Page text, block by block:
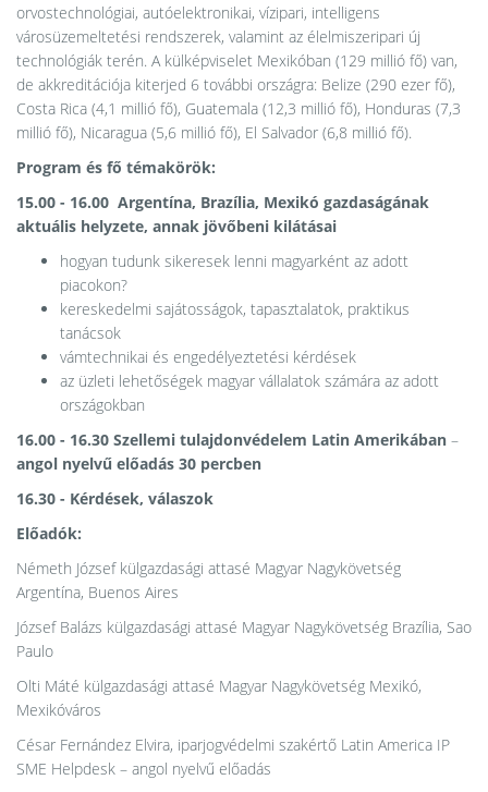
orvostechnológiai, autóelektronikai, vízipari, intelligens
városüzemeltetési rendszerek, valamint az élelmiszeripari új
technológiák terén. A külképviselet Mexikóban (129 millió fő) van,
de akkreditációja kiterjed 6 további országra: Belize (290 ezer fő),
Costa Rica (4,1 millió fő), Guatemala (12,3 millió fő), Honduras (7,3
millió fő), Nicaragua (5,6 millió fő), El Salvador (6,8 millió fő).
Program és f​​​​​ő témakörök:
15.00 - 16.00 Argentína, Brazília, Mexikó gazdaságának
aktuális helyzete, annak jövőbeni kilátásai
hogyan tudunk sikeresek lenni magyarként az adott
piacokon?
kereskedelmi sajátosságok, tapasztalatok, praktikus
tanácsok
vámtechnikai és engedélyeztetési kérdések
az üzleti lehetőségek magyar vállalatok számára az adott
országokban
16.00 - 16.30 Szellemi tulajdonvédelem Latin Amerikában –
angol nyelvű előadás 30 percben
16.30 - Kérdések, válaszok
Előadók:
Németh József külgazdasági attasé Magyar Nagykövetség
Argentína, Buenos Aires
József Balázs külgazdasági attasé Magyar Nagykövetség Brazília, Sao
Paulo
Olti Máté külgazdasági attasé Magyar Nagykövetség Mexikó,
Mexikóváros
César Fernández Elvira, iparjogvédelmi szakértő Latin America IP
SME Helpdesk – angol nyelvű előadás